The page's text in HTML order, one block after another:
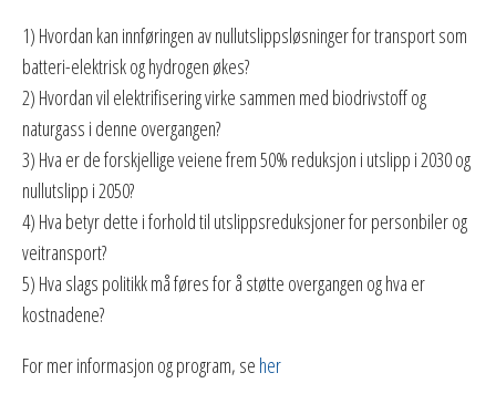
1) Hvordan kan innføringen av nullutslippsløsninger for transport som
batteri-elektrisk og hydrogen økes?
2) Hvordan vil elektrifisering virke sammen med biodrivstoff og
naturgass i denne overgangen?
3) Hva er de forskjellige veiene frem 50% reduksjon i utslipp i 2030 og
nullutslipp i 2050?
4) Hva betyr dette i forhold til utslippsreduksjoner for personbiler og
veitransport?
5) Hva slags politikk må føres for å støtte overgangen og hva er
kostnadene?
For mer informasjon og program, se her